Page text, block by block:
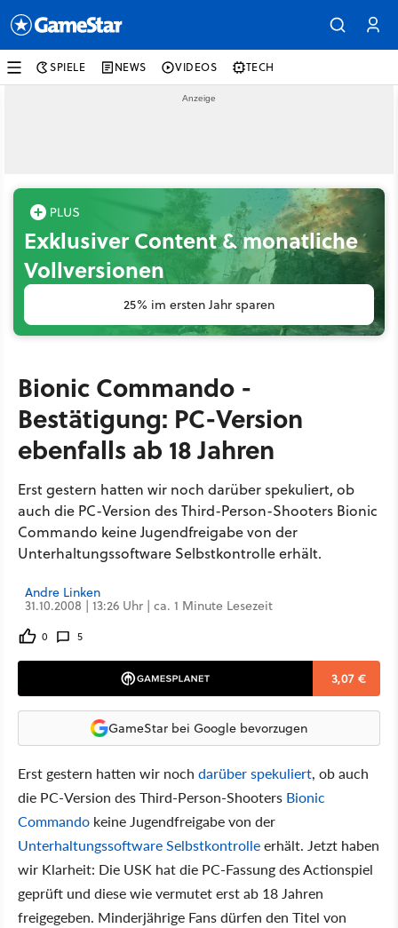
SPIELE NEWS VIDEOS TECH
Exklusiver Content & monatliche
Vollversionen
25% im ersten Jahr sparen
Bionic Commando -
Bestätigung: PC-Version
ebenfalls ab 18 Jahren
Erst gestern hatten wir noch darüber spekuliert, ob
auch die PC-Version des Third-Person-Shooters Bionic
Commando keine Jugendfreigabe von der
Unterhaltungssoftware Selbstkontrolle erhält.
Andre Linken
31.10.2008 | 13:26 Uhr | ca. 1 Minute Lesezeit
0 5
3,07 €
GameStar bei Google bevorzugen
Erst gestern hatten wir noch darüber spekuliert, ob auch
die PC-Version des Third-Person-Shooters Bionic
Commando keine Jugendfreigabe von der
Unterhaltungssoftware Selbstkontrolleerhält. Jetzt haben
wir Klarheit: Die USK hat die PC-Fassung des Actionspiel
geprüft und diese wie vermutet erst ab 18 Jahren
freigegeben. Minderjährige Fans dürfen den Titel von